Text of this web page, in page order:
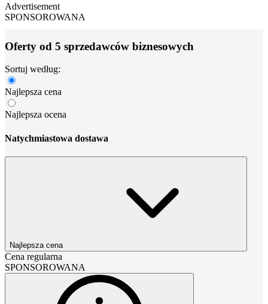
Advertisement
SPONSOROWANA
Oferty od 5 sprzedawców biznesowych
Sortuj według:
Najlepsza cena
Najlepsza ocena
Natychmiastowa dostawa
Najlepsza cena
Cena regularna
SPONSOROWANA